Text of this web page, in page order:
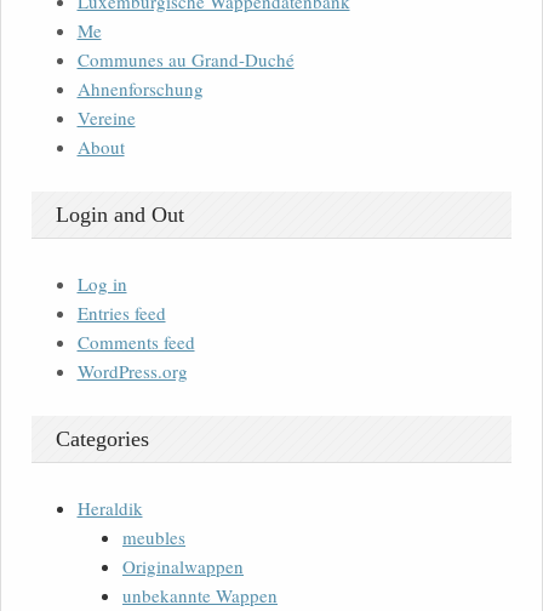
Me
Communes au Grand-Duché
Ahnenforschung
Vereine
About
Login and Out
Log in
Entries feed
Comments feed
WordPress.org
Categories
Heraldik
meubles
Originalwappen
unbekannte Wappen